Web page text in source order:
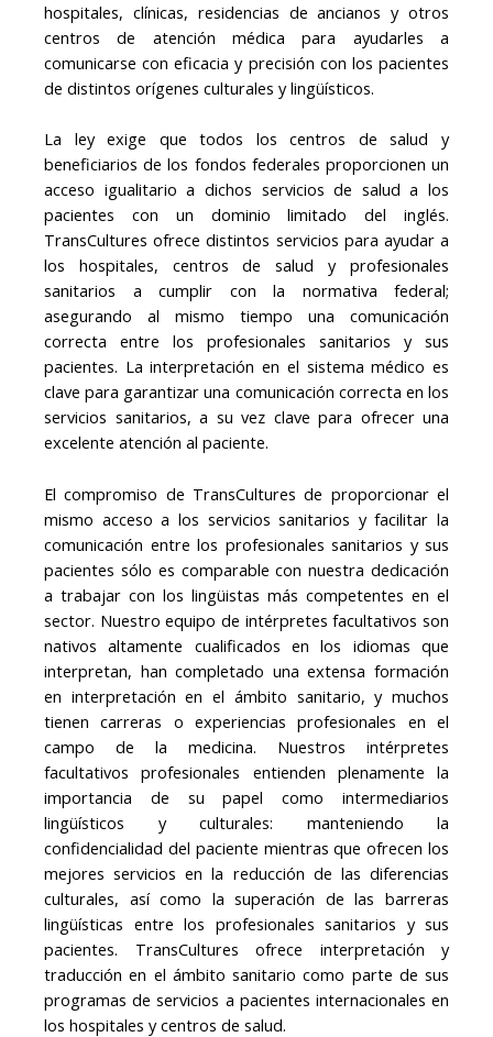
hospitales, clínicas, residencias de ancianos y otros
centros de atención médica para ayudarles a
comunicarse con eficacia y precisión con los pacientes
de distintos orígenes culturales y lingüísticos.
La ley exige que todos los centros de salud y
beneficiarios de los fondos federales proporcionen un
acceso igualitario a dichos servicios de salud a los
pacientes con un dominio limitado del inglés.
TransCultures ofrece distintos servicios para ayudar a
los hospitales, centros de salud y profesionales
sanitarios a cumplir con la normativa federal;
asegurando al mismo tiempo una comunicación
correcta entre los profesionales sanitarios y sus
pacientes. La interpretación en el sistema médico es
clave para garantizar una comunicación correcta en los
servicios sanitarios, a su vez clave para ofrecer una
excelente atención al paciente.
El compromiso de TransCultures de proporcionar el
mismo acceso a los servicios sanitarios y facilitar la
comunicación entre los profesionales sanitarios y sus
pacientes sólo es comparable con nuestra dedicación
a trabajar con los lingüistas más competentes en el
sector. Nuestro equipo de intérpretes facultativos son
nativos altamente cualificados en los idiomas que
interpretan, han completado una extensa formación
en interpretación en el ámbito sanitario, y muchos
tienen carreras o experiencias profesionales en el
campo de la medicina. Nuestros intérpretes
facultativos profesionales entienden plenamente la
importancia de su papel como intermediarios
lingüísticos y culturales: manteniendo la
confidencialidad del paciente mientras que ofrecen los
mejores servicios en la reducción de las diferencias
culturales, así como la superación de las barreras
lingüísticas entre los profesionales sanitarios y sus
pacientes. TransCultures ofrece interpretación y
traducción en el ámbito sanitario como parte de sus
programas de servicios a pacientes internacionales en
los hospitales y centros de salud.